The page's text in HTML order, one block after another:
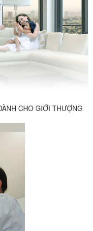
CHO GIỚI THƯỢNG